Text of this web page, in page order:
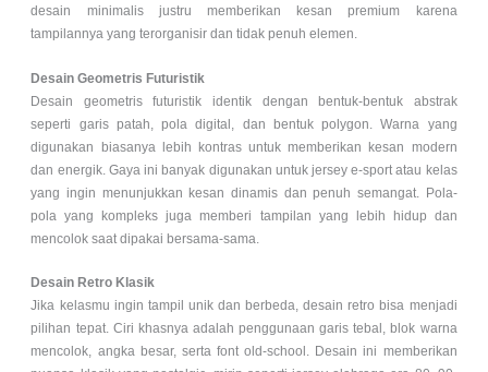
desain minimalis justru memberikan kesan premium karena
tampilannya yang terorganisir dan tidak penuh elemen.
Desain Geometris Futuristik
Desain geometris futuristik identik dengan bentuk-bentuk abstrak
seperti garis patah, pola digital, dan bentuk polygon. Warna yang
digunakan biasanya lebih kontras untuk memberikan kesan modern
dan energik. Gaya ini banyak digunakan untuk jersey e-sport atau kelas
yang ingin menunjukkan kesan dinamis dan penuh semangat. Pola-
pola yang kompleks juga memberi tampilan yang lebih hidup dan
mencolok saat dipakai bersama-sama.
Desain Retro Klasik
Jika kelasmu ingin tampil unik dan berbeda, desain retro bisa menjadi
pilihan tepat. Ciri khasnya adalah penggunaan garis tebal, blok warna
mencolok, angka besar, serta font old-school. Desain ini memberikan